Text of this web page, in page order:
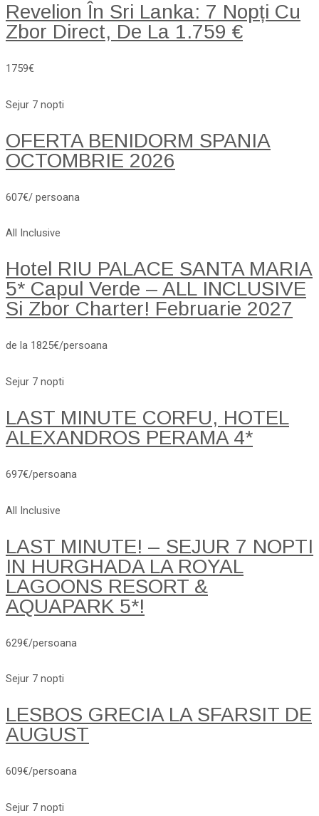
Revelion În Sri Lanka: 7 Nopți Cu
Zbor Direct, De La 1.759 €
1759€
Sejur 7 nopti
OFERTA BENIDORM SPANIA
OCTOMBRIE 2026
607€/ persoana
All Inclusive
Hotel RIU PALACE SANTA MARIA
5* Capul Verde – ALL INCLUSIVE
Si Zbor Charter! Februarie 2027
de la 1825€/persoana
Sejur 7 nopti
LAST MINUTE CORFU, HOTEL
ALEXANDROS PERAMA 4*
697€/persoana
All Inclusive
LAST MINUTE! – SEJUR 7 NOPTI
IN HURGHADA LA ROYAL
LAGOONS RESORT &
AQUAPARK 5*!
629€/persoana
Sejur 7 nopti
LESBOS GRECIA LA SFARSIT DE
AUGUST
609€/persoana
Sejur 7 nopti